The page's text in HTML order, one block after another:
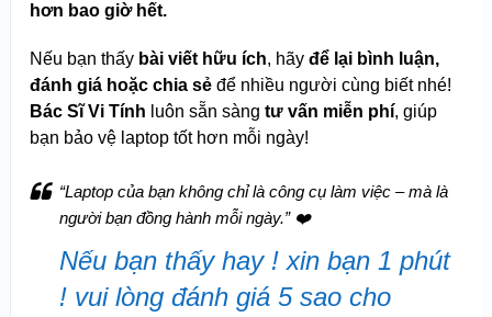
hơn bao giờ hết.
Nếu bạn thấy bài viết hữu ích, hãy để lại bình luận,
đánh giá hoặc chia sẻđể nhiều người cùng biết nhé!
Bác Sĩ Vi Tính luôn sẵn sàng tư vấn miễn phí, giúp
bạn bảo vệ laptop tốt hơn mỗi ngày!
“Laptop của bạn không chỉ là công cụ làm việc – mà là
người bạn đồng hành mỗi ngày.”❤️
Nếu bạn thấy hay ! xin bạn 1 phút
! vui lòng đánh giá 5 sao cho